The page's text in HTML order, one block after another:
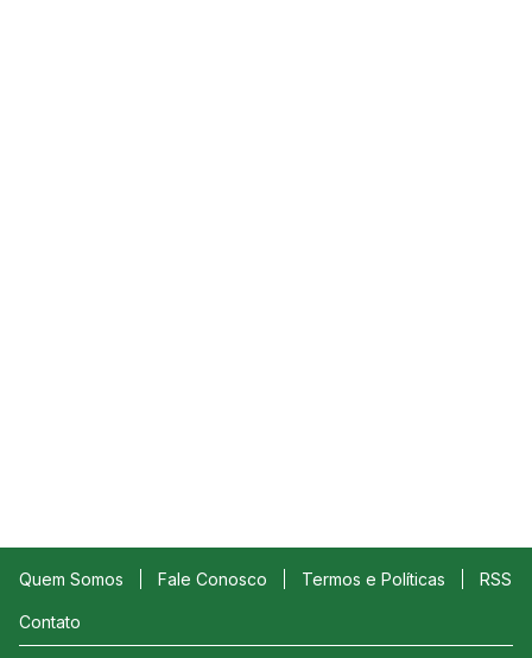
Quem Somos Fale Conosco Termos e Políticas RSS
Contato